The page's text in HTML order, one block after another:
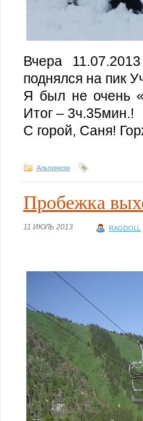
Вчера
поднялся на пик
Я был не очень
Итог – 3ч.35мин.!
С горой, Саня!
Альпинизм
Пробежка
11 ИЮЛЬ 2013 RAGDOLL